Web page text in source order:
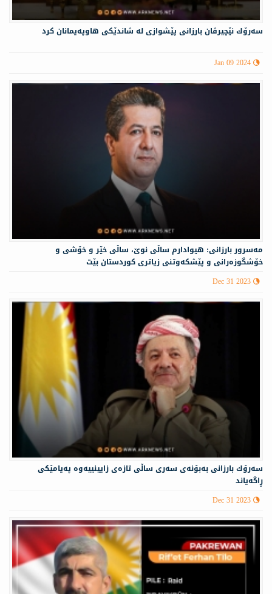
سه‌رۆك نێچيرڤان بارزانى پێشوازى له‌ شاندێكی هاوپه‌یمانان كرد
Jan 09 2024
مه‌سرور بارزانی: هیوادارم ساڵی نوێ، ساڵی خێر و خۆشی و
خۆشگوزەرانی و پێشکەوتنی زیاتری کوردستان بێت
Dec 31 2023
سەرۆك بارزانی بەبۆنەی سەری ساڵی تازەی زایینییه‌وه‌ په‌یامێكی
ڕاگه‌یاند
Dec 31 2023